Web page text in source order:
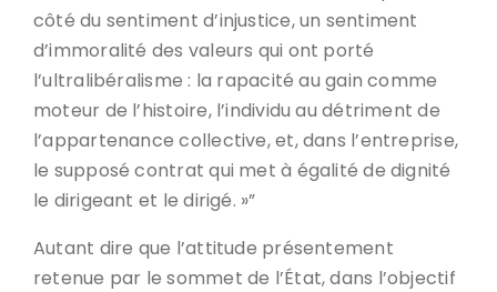
côté du sentiment d’injustice, un sentiment
d’immoralité des valeurs qui ont porté
l’ultralibéralisme : la rapacité au gain comme
moteur de l’histoire, l’individu au détriment de
l’appartenance collective, et, dans l’entreprise,
le supposé contrat qui met à égalité de dignité
le dirigeant et le dirigé. »”
Autant dire que l’attitude présentement
retenue par le sommet de l’État, dans l’objectif